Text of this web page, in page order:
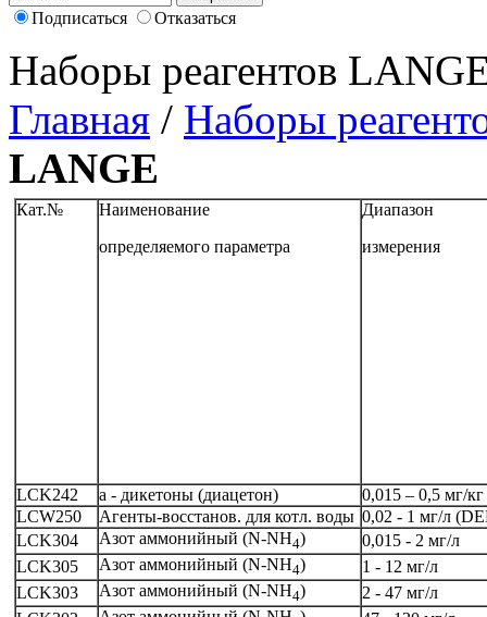
Подписаться Отказаться
Наборы реагентов
Главная / Наборы
LANGE
Кат.№
Наименование
определяемого параметра
Диапазон
измерения
LCK242 a - дикетоны (диацетон)
0,015 – 0,5 мг/кг
LCW250
Агенты-восстанов. для котл. воды 0,02 - 1 мг/л
LCK304
Азот аммонийный (N-NH4)
0,015 - 2 мг/л
LCK305
Азот аммонийный (N-NH4)
1 - 12 мг/л
LCK303
Азот аммонийный (N-NH4)
2 - 47 мг/л